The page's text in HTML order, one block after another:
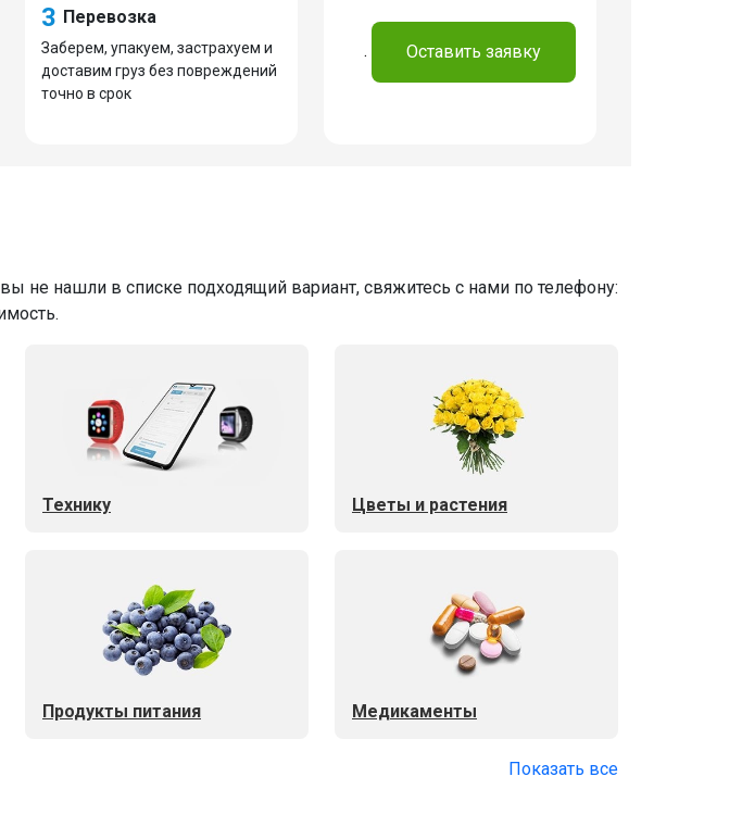
3 Перевозка
Заберем, упакуем, застрахуем и
доставим груз без повреждений
точно в срок
. Оставить заявку
не нашли в списке подходящий вариант, свяжитесь с нами по телефону:
Технику Цветы и растения
Продукты питания Медикаменты
Показать все